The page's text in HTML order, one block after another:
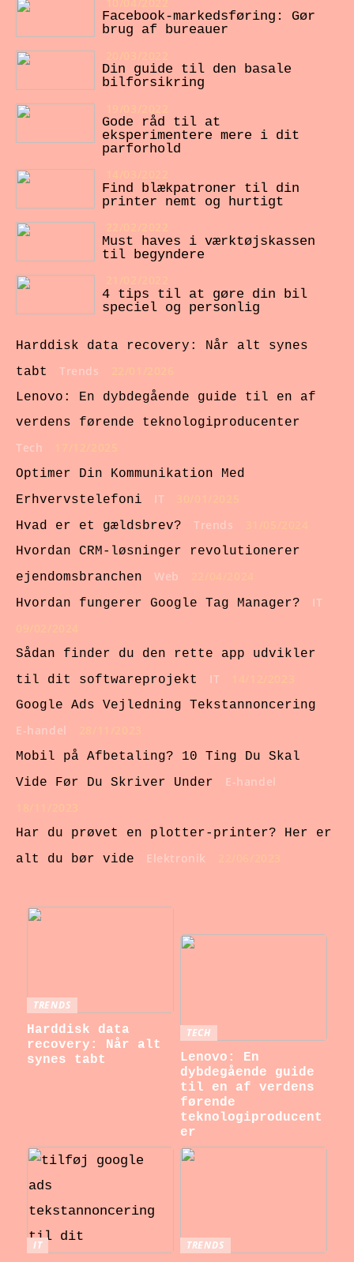
Facebook-markedsføring: Gør
brug af bureauer
Din guide til den basale
bilforsikring
Gode råd til at
eksperimentere mere i dit
parforhold
Find blækpatroner til din
printer nemt og hurtigt
Must haves i værktøjskassen
til begyndere
4 tips til at gøre din bil
speciel og personlig
Harddisk data recovery: Når alt synes
tabt
Trends
Lenovo: En dybdegående guide til en af
verdens førende teknologiproducenter
Tech
Optimer Din Kommunikation Med
Erhvervstelefoni
IT
Hvad er et gældsbrev? Trends
Hvordan CRM-løsninger revolutionerer
ejendomsbranchen
Web
Hvordan fungerer Google Tag Manager?
IT
Sådan finder du den rette app udvikler
til dit softwareprojekt
IT
Google Ads Vejledning Tekstannoncering
E-handel
Mobil på Afbetaling? 10 Ting Du Skal
Vide Før Du Skriver Under
E-handel
Har du prøvet en plotter-printer? Her er
alt du bør vide
Elektronik
TRENDS
Harddisk data
recovery: Når alt
synes tabt
TECH
Lenovo: En
dybdegående guide
til en af verdens
førende
teknologiproducent
er
IT TRENDS